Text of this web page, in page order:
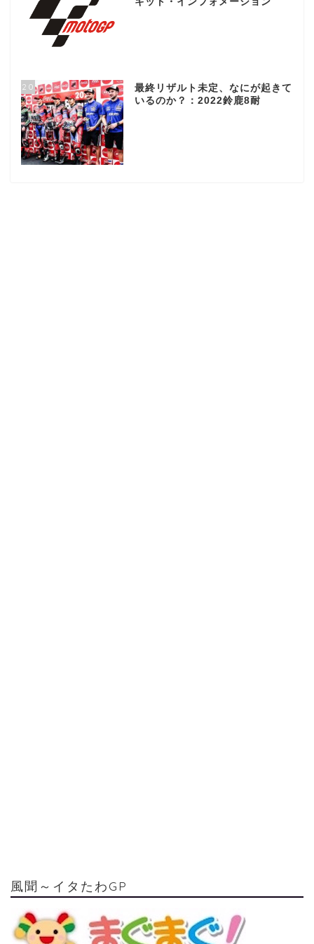
20
最終リザルト未定、なにが起きて
いるのか？：2022鈴鹿8耐
風聞～イタたわGP